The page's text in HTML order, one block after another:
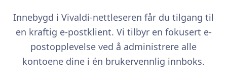
Innebygd i Vivaldi-nettleseren får du tilgang til
en kraftig e-postklient. Vi tilbyr en fokusert e-
postopplevelse ved å administrere alle
kontoene dine i én brukervennlig innboks.